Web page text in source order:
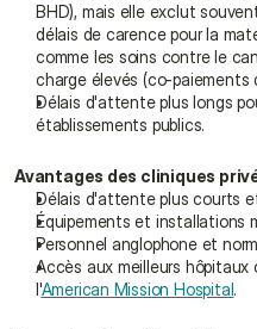
BHD), mais elle exclut
délais de carence pour la
comme les soins contre le
charge élevés (co-paiements
Délais d'attente plus longs
établissements publics.
Avantages des cliniques
Délais d'attente plus courts
Équipements et installations
Personnel anglophone et
Accès aux meilleurs hôpitaux
l'American Mission Hospital.